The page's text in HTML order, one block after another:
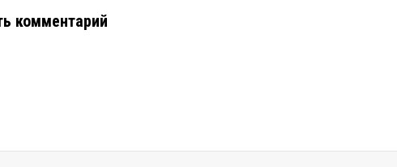
комментарий